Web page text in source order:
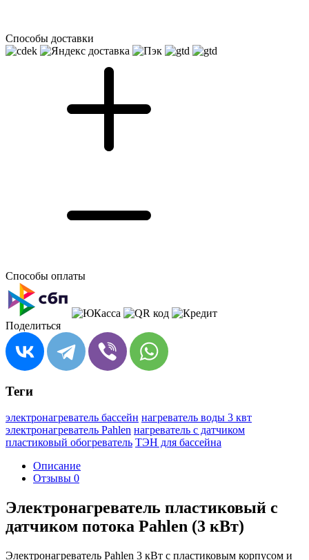
Способы доставки
Способы оплаты
Поделиться
Теги
электронагреватель бассейн нагреватель воды 3 квт
электронагреватель Pahlen нагреватель с датчиком
пластиковый обогреватель ТЭН для бассейна
Описание
Отзывы 0
Электронагреватель пластиковый с
датчиком потока Pahlen (3 кВт)
Электронагреватель Pahlen 3 кВт с пластиковым корпусом и